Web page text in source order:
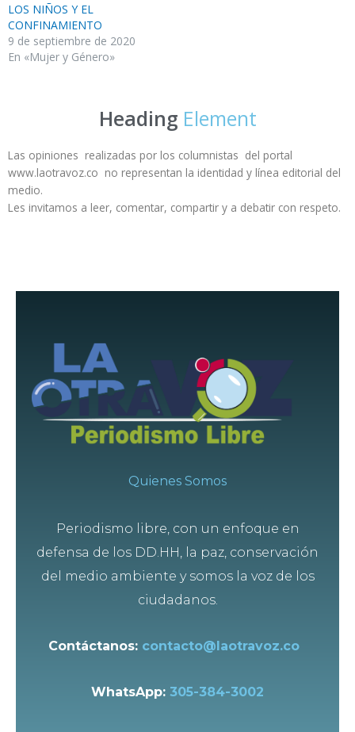
LOS NIÑOS Y EL
CONFINAMIENTO
9 de septiembre de 2020
En «Mujer y Género»
Heading Element
Las opiniones realizadas por los columnistas del portal
www.laotravoz.co no representan la identidad y línea editorial del
medio.
Les invitamos a leer, comentar, compartir y a debatir con respeto.
Quienes Somos
Periodismo libre, con un enfoque en
defensa de los DD.HH, la paz, conservación
del medio ambiente y somos la voz de los
ciudadanos.
Contáctanos: contacto@laotravoz.co
WhatsApp: 305-384-3002